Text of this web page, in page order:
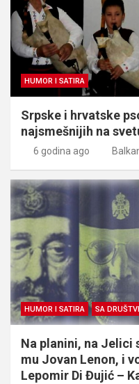
HUMOR I SATIRA
Srpske i hrvatske
najsmešnijih na
6 godina ago
HUMOR I SATIRA SA
Na planini, na Jelici
mu Jovan Lenon, i
Lepomir Di Đujić –